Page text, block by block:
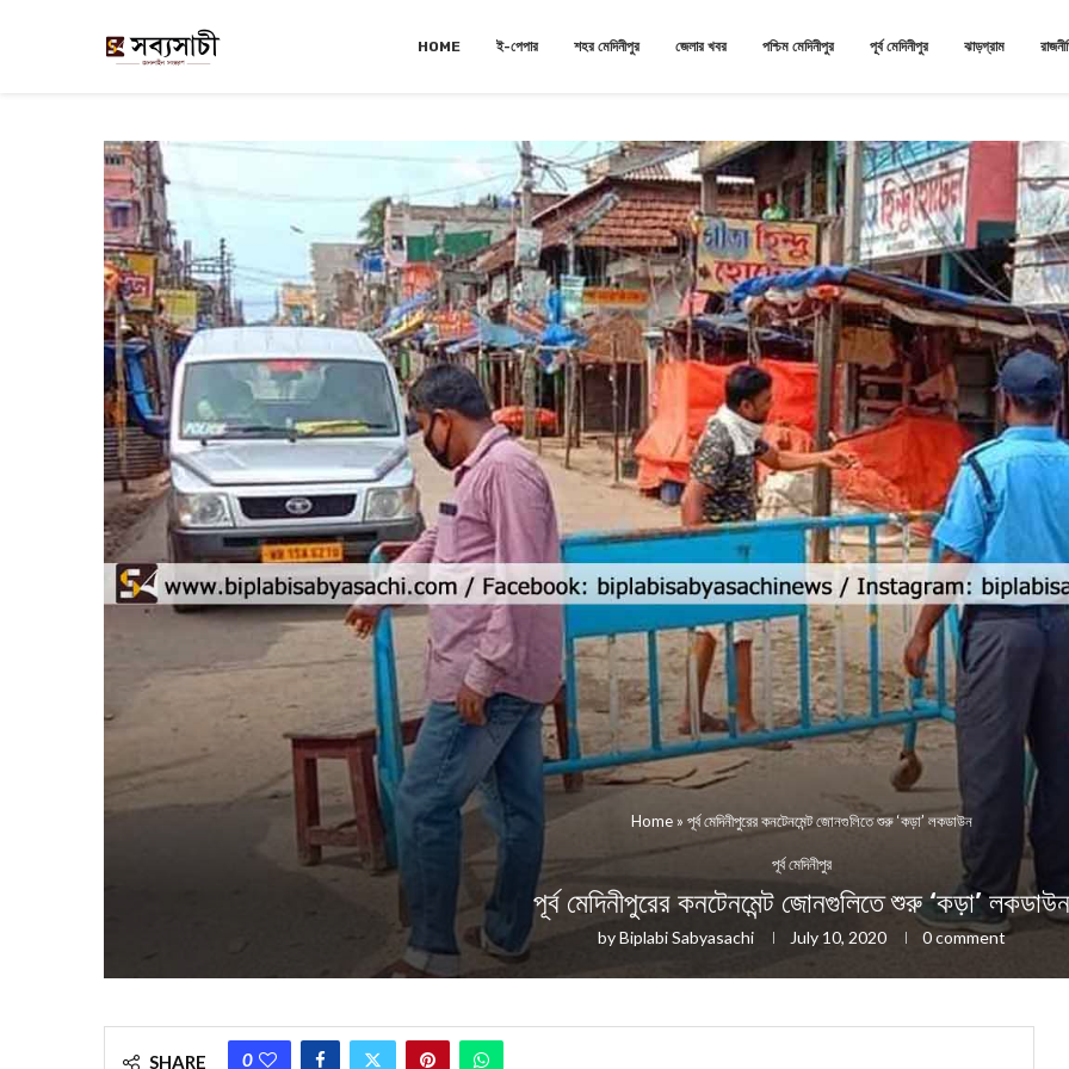
HOME ই-পেপার শহর মেদিনীপুর জেলার খবর পশ্চিম মেদিনীপুর পূর্ব মেদিনীপুর ঝাড়গ্রাম
Home » পূর্ব মেদিনীপুরের কনটেনমেন্ট জোনগুলিতে শুরু ‘কড়া’ লকডাউন
পূর্ব মেদিনীপুর
পূর্ব মেদিনীপুরের কনটেনমেন্ট জোনগুলিতে শুরু ‘কড়া’ লকডাউন
byBiplabi Sabyasachi July 10, 2020 0 comment
SHARE 0